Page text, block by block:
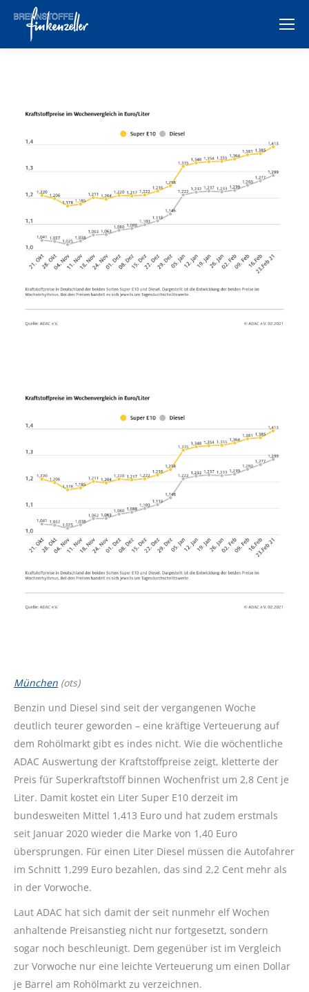
München (ots)
Benzin und Diesel sind seit der vergangenen Woche
deutlich teurer geworden – eine kräftige Verteuerung auf
dem Rohölmarkt gibt es indes nicht. Wie die wöchentliche
ADAC Auswertung der Kraftstoffpreise zeigt, kletterte der
Preis für Superkraftstoff binnen Wochenfrist um 2,8 Cent je
Liter. Damit kostet ein Liter Super E10 derzeit im
bundesweiten Mittel 1,413 Euro und hat zudem erstmals
seit Januar 2020 wieder die Marke von 1,40 Euro
übersprungen. Für einen Liter Diesel müssen die Autofahrer
im Schnitt 1,299 Euro bezahlen, das sind 2,2 Cent mehr als
in der Vorwoche.
Laut ADAC hat sich damit der seit nunmehr elf Wochen
anhaltende Preisanstieg nicht nur fortgesetzt, sondern
sogar noch beschleunigt. Dem gegenüber ist im Vergleich
zur Vorwoche nur eine leichte Verteuerung um einen Dollar
je Barrel am Rohölmarkt zu verzeichnen.